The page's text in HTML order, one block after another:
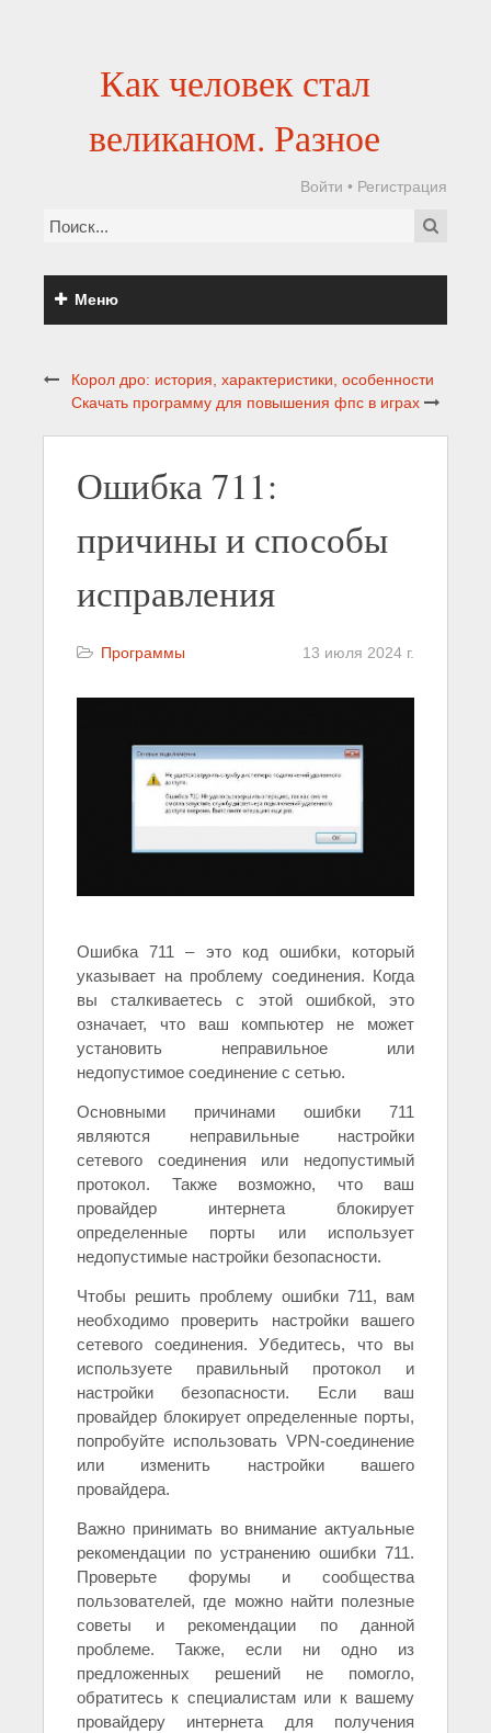
Как человек стал
великаном. Разное
Войти • Регистрация
Меню
Корол дро: история, характеристики, особенности
Скачать программу для повышения фпс в играх
Ошибка 711:
причины и способы
исправления
Программы 13 июля 2024 г.
Ошибка 711 – это код ошибки, который
указывает на проблему соединения. Когда
вы сталкиваетесь с этой ошибкой, это
означает, что ваш компьютер не может
установить неправильное или
недопустимое соединение с сетью.
Основными причинами ошибки 711
являются неправильные настройки
сетевого соединения или недопустимый
протокол. Также возможно, что ваш
провайдер интернета блокирует
определенные порты или использует
недопустимые настройки безопасности.
Чтобы решить проблему ошибки 711, вам
необходимо проверить настройки вашего
сетевого соединения. Убедитесь, что вы
используете правильный протокол и
настройки безопасности. Если ваш
провайдер блокирует определенные порты,
попробуйте использовать VPN-соединение
или изменить настройки вашего
провайдера.
Важно принимать во внимание актуальные
рекомендации по устранению ошибки 711.
Проверьте форумы и сообщества
пользователей, где можно найти полезные
советы и рекомендации по данной
проблеме. Также, если ни одно из
предложенных решений не помогло,
обратитесь к специалистам или к вашему
провайдеру интернета для получения